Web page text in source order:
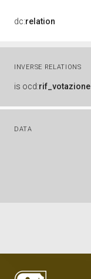
dc:relation
INVERSE RELATIONS
is ocd:rif_votazione
DATA